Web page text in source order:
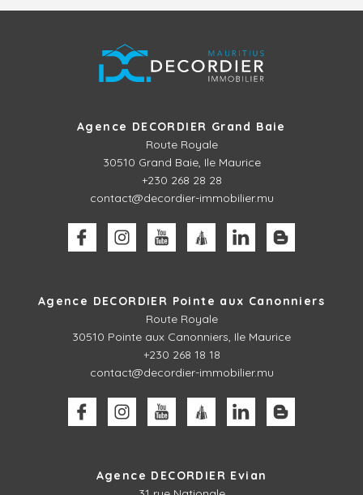
Agence DECORDIER Grand Baie
Route Royale
30510 Grand Baie, Ile Maurice
+230 268 28 28
contact@decordier-immobilier.mu
Agence DECORDIER Pointe aux Canonniers
Route Royale
30510 Pointe aux Canonniers, Ile Maurice
+230 268 18 18
contact@decordier-immobilier.mu
Agence DECORDIER Evian